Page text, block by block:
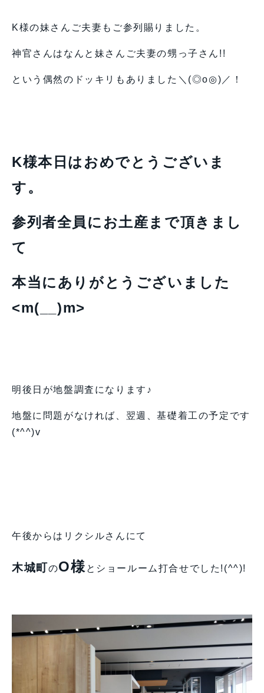
K様の妹さんご夫妻もご参列賜りました。
神官さんはなんと妹さんご夫妻の甥っ子さん!!
という偶然のドッキリもありました＼(◎o◎)／！
K様本日はおめでとうございま
す。
参列者全員にお土産まで頂きまし
て
本当にありがとうございました
<m(__)m>
明後日が地盤調査になります♪
地盤に問題がなければ、翌週、基礎着工の予定です
(*^^)v
午後からはリクシルさんにて
木城町のO様 とショールーム打合せでした!(^^)!